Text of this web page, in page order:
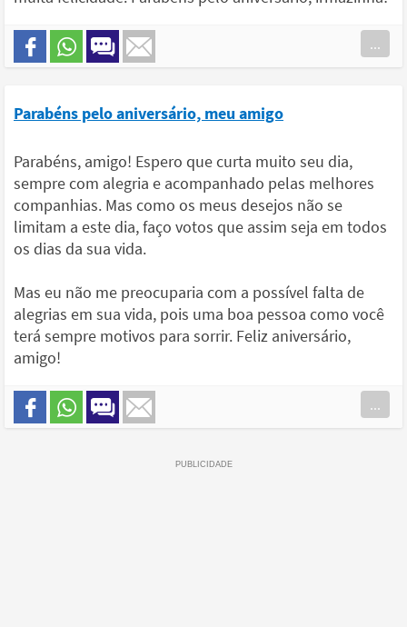
...
Parabéns pelo aniversário, meu amigo
Parabéns, amigo! Espero que curta muito seu dia,
sempre com alegria e acompanhado pelas melhores
companhias. Mas como os meus desejos não se
limitam a este dia, faço votos que assim seja em todos
os dias da sua vida.
Mas eu não me preocuparia com a possível falta de
alegrias em sua vida, pois uma boa pessoa como você
terá sempre motivos para sorrir. Feliz aniversário,
amigo!
...